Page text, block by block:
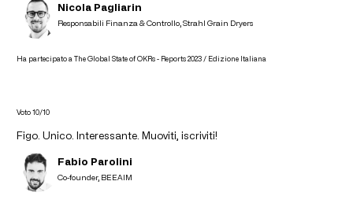
Nicola Pagliarin
Responsabili Finanza & Controllo, Strahl Grain Dryers
Ha partecipato a The Global State of OKRs - Reports 2023 / Edizione Italiana
Voto 10/10
Figo. Unico. Interessante. Muoviti, iscriviti!
Fabio Parolini
Co-founder, BEEAIM